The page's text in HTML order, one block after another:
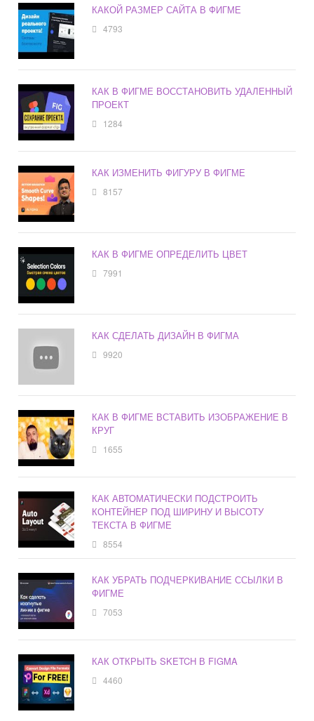
КАКОЙ РАЗМЕР САЙТА В ФИГМЕ
4793
КАК В ФИГМЕ ВОССТАНОВИТЬ УДАЛЕННЫЙ
ПРОЕКТ
1284
КАК ИЗМЕНИТЬ ФИГУРУ В ФИГМЕ
8157
КАК В ФИГМЕ ОПРЕДЕЛИТЬ ЦВЕТ
7991
КАК СДЕЛАТЬ ДИЗАЙН В ФИГМА
9920
КАК В ФИГМЕ ВСТАВИТЬ ИЗОБРАЖЕНИЕ В
КРУГ
1655
КАК АВТОМАТИЧЕСКИ ПОДСТРОИТЬ
КОНТЕЙНЕР ПОД ШИРИНУ И ВЫСОТУ
ТЕКСТА В ФИГМЕ
8554
КАК УБРАТЬ ПОДЧЕРКИВАНИЕ ССЫЛКИ В
ФИГМЕ
7053
КАК ОТКРЫТЬ SKETCH В FIGMA
4460